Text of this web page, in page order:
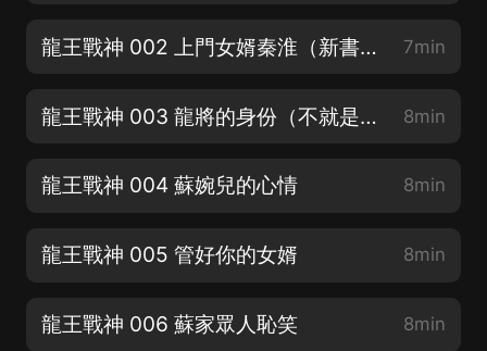
龍王戰神 002 上門女婿秦淮（新書上架丨用心制作丨求訂閱丨求轉發丨求月票） 7min
龍王戰神 003 龍將的身份（不就是爆更嘛，您留言爆多少） 8min
龍王戰神 004 蘇婉兒的心情 8min
龍王戰神 005 管好你的女婿 8min
龍王戰神 006 蘇家眾人恥笑 8min